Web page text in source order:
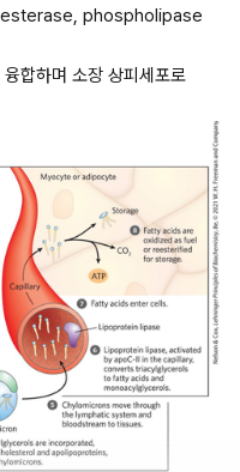
phospholipase
합하며 소장 상피세포로